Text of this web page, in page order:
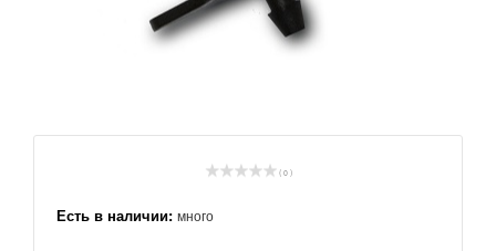
( 0 )
Есть в наличии: много